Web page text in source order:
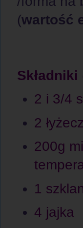
(wartość
Składniki
2 i 3/4
2
200g
1
4 jajka